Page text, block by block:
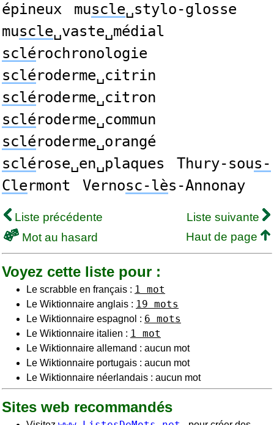
épineux
muscle␣stylo-glosse
muscle␣vaste␣médial
sclérochronologie
scléroderme␣citrin
scléroderme␣citron
scléroderme␣commun
scléroderme␣orangé
sclérose␣en␣plaques Thury-sous-
Clermont Vernosc-lès-Annonay
Liste précédente
Liste suivante
Mot au hasard
Haut de page
Voyez cette liste pour :
Le scrabble en français : 1 mot
Le Wiktionnaire anglais : 19 mots
Le Wiktionnaire espagnol : 6 mots
Le Wiktionnaire italien : 1 mot
Le Wiktionnaire allemand : aucun mot
Le Wiktionnaire portugais : aucun mot
Le Wiktionnaire néerlandais : aucun mot
Sites web recommandés